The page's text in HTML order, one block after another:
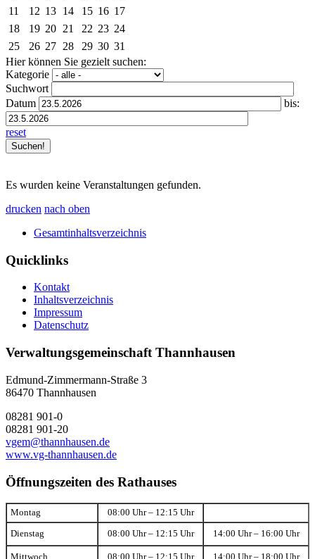
11
12 13 14 15 16 17
18
19 20 21 22 23 24
25
26 27 28 29 30 31
Hier können Sie gezielt suchen:
Kategorie
Suchwort
Datum
bis:
reset
Es wurden keine Veranstaltungen gefunden.
drucken nach oben
Gesamtinhaltsverzeichnis
Quicklinks
Kontakt
Inhaltsverzeichnis
Impressum
Datenschutz
Verwaltungsgemeinschaft Thannhausen
Edmund-Zimmermann-Straße 3
86470 Thannhausen
08281 901-0
08281 901-20
vgem@thannhausen.de
www.vg-thannhausen.de
Öffnungszeiten des Rathauses
Montag 08:00 Uhr – 12:15 Uhr
Dienstag 08:00 Uhr – 12:15 Uhr 14:00 Uhr – 16:00 Uhr